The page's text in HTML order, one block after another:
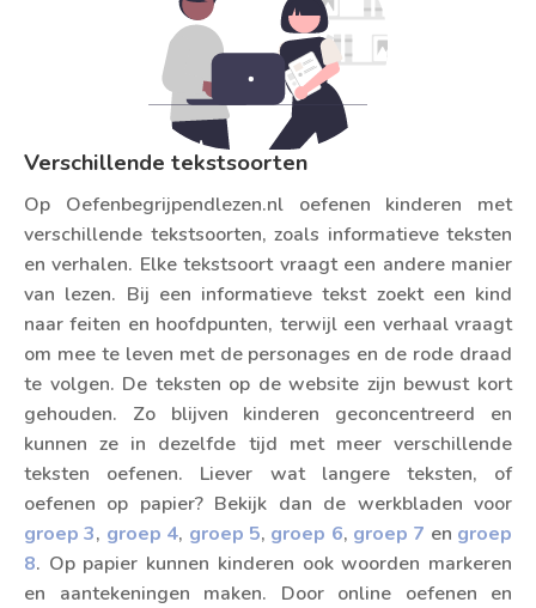
Verschillende tekstsoorten
Op Oefenbegrijpendlezen.nl oefenen kinderen met
verschillende tekstsoorten, zoals informatieve teksten
en verhalen. Elke tekstsoort vraagt een andere manier
van lezen. Bij een informatieve tekst zoekt een kind
naar feiten en hoofdpunten, terwijl een verhaal vraagt
om mee te leven met de personages en de rode draad
te volgen. De teksten op de website zijn bewust kort
gehouden. Zo blijven kinderen geconcentreerd en
kunnen ze in dezelfde tijd met meer verschillende
teksten oefenen. Liever wat langere teksten, of
oefenen op papier? Bekijk dan de werkbladen voor
groep 3, groep 4, groep 5, groep 6, groep 7 en groep
8. Op papier kunnen kinderen ook woorden markeren
en aantekeningen maken. Door online oefenen en